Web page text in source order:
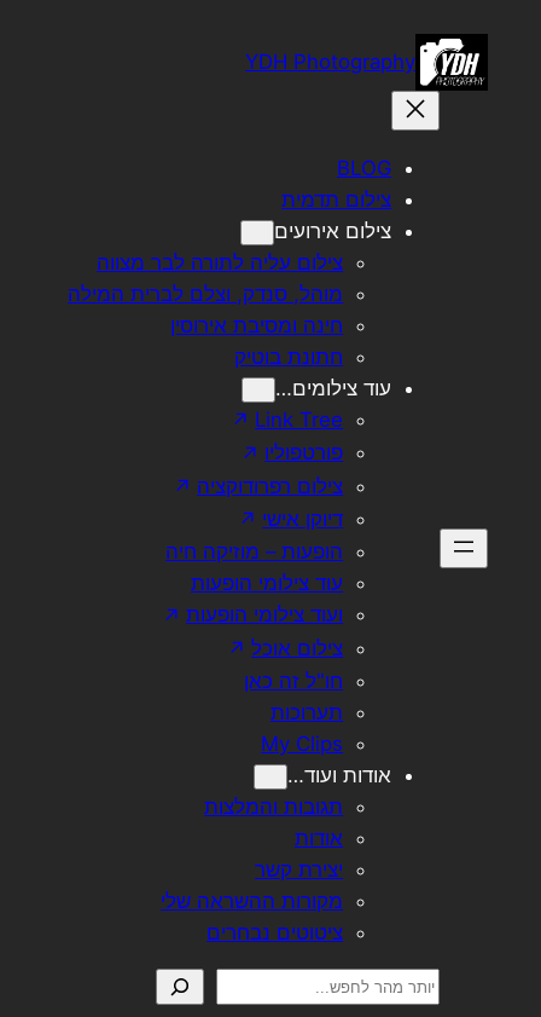
YDH Photography
BLOG
צילום תדמית
צילום אירועים
צילום עליה לתורה לבר מצווה
מוהל, סנדק, וצלם לברית המילה
חינה ומסיבת אירוסין
חתונת בוטיק
עוד צילומים…
Link Tree
פורטפוליו
צילום רפרודוקציה
דיוקן אישי
הופעות – מוזיקה חיה
עוד צילומי הופעות
ועוד צילומי הופעות
צילום אוכל
חו"ל זה כאן
תערוכות
My Clips
אודות ועוד…
תגובות והמלצות
אודות
יצירת קשר
מקורות ההשראה שלי
ציטוטים נבחרים
חיפוש